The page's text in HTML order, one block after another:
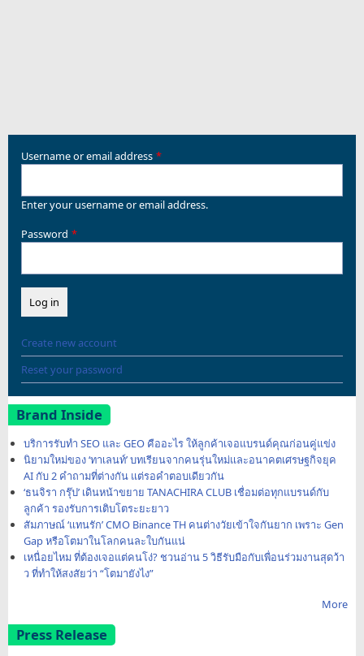
Username or email address
Enter your username or email address.
Password
Create new account
Reset your password
Brand Inside
บริการรับทำ SEO และ GEO คืออะไร ให้ลูกค้าเจอแบรนด์คุณก่อนคู่แข่ง
นิยามใหม่ของ ‘ทาเลนท์’ บทเรียนจากคนรุ่นใหม่และอนาคตเศรษฐกิจยุค
AI กับ 2 คำถามที่ต่างกัน แต่รอคำตอบเดียวกัน
‘ธนจิรา กรุ๊ป’ เดินหน้าขยาย TANACHIRA CLUB เชื่อมต่อทุกแบรนด์กับ
ลูกค้า รองรับการเติบโตระยะยาว
สัมภาษณ์ ‘แทนรัก’ CMO Binance TH คนต่างวัยเข้าใจกันยาก เพราะ Gen
Gap หรือโตมาในโลกคนละใบกันแน่
เหนื่อยไหม ที่ต้องเจอแต่คนโง่? ชวนอ่าน 5 วิธีรับมือกับเพื่อนร่วมงานสุดว้า
ว ที่ทำให้สงสัยว่า “โตมายังไง”
More
Press Release